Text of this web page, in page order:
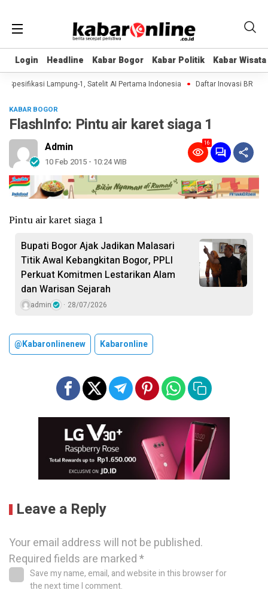
Login Headline Kabar Bogor Kabar Politik Kabar Wisata
Login Headline Kabar Bogor Kabar Politik Kabar Wisata
Lampung-1, Satelit AI Pertama Indonesia Daftar Inovasi BRIN
KABAR BOGOR
FlashInfo: Pintu air karet siaga 1
Admin
10 Feb 2015 - 10:24 WIB
16
Pintu air karet siaga 1
Bupati Bogor Ajak Jadikan Malasari
Titik Awal Kebangkitan Bogor, PPLI
Perkuat Komitmen Lestarikan Alam
dan Warisan Sejarah
admin 28/07/2026
@kabaronlinenew Kabaronline
Leave a Reply
Your email address will not be published.
Required fields are marked*
Save my name, email, and website in this browser for
the next time I comment.